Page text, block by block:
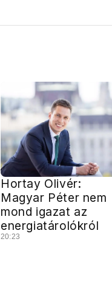
Hortay Olivér:
Magyar Péter nem
mond igazat az
energiatárolókról
20:23